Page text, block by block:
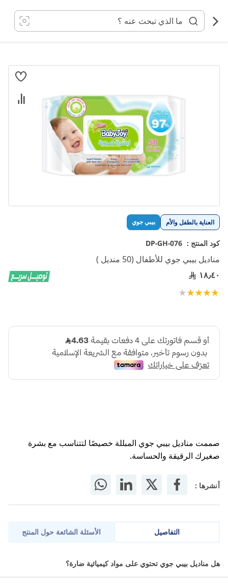
المحتوى
العناية بالطفل والأم بيبي جوي
كود المنتج : DP-GH-076
مناديل بيبي جوي للأطفال (50 منديل )
١٨٫٤٠
تقييم:
صممت مناديل بيبي جوي المبللة خصيصًا لتتناسب مع بشرة
صغيرك الرقيقة والحساسة.
أنشرها :
انتقل
تخطي
إلى
بداية
معرض
الصور
التفاصيل
مناديل بيبي جوي للأطفال (50 منديل) هي مناديل مبللة تم تصميمها
الأسئلة الشائعة حول المنتج
هل مناديل بيبي جوي تحتوي على مواد كيميائية ضارة؟